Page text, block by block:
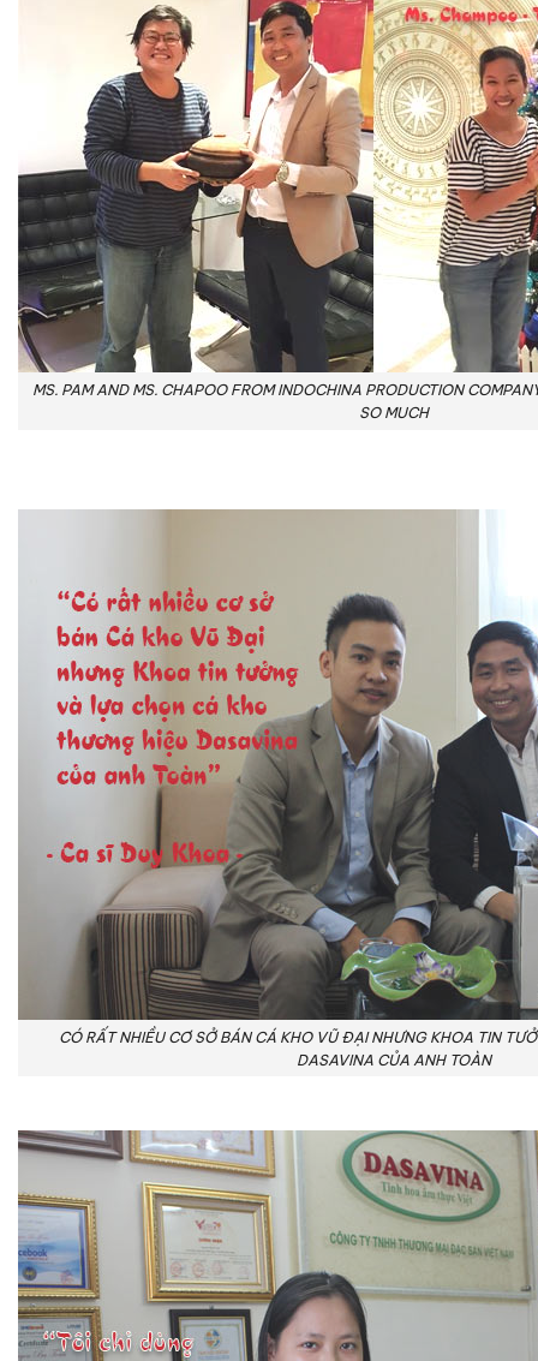
MS. PAM AND MS. CHAPOO FROM INDOCHINA PRODUCTION
SO MUCH
CÓ RẤT NHIỀU CƠ SỞ BÁN CÁ KHO VŨ ĐẠI NHƯNG KHOA TIN
DASAVINA CỦA ANH TOÀN